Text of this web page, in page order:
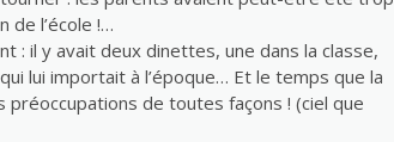
de l’école !…
: il y avait deux dinettes, une dans la classe,
lui importait à l’époque… Et le temps que la
de toutes façons ! (ciel que